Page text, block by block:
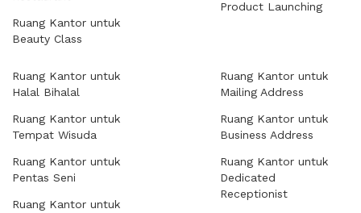
Ruang Kantor untuk
Beauty Class
Product Launching
Ruang Kantor untuk
Halal Bihalal
Ruang Kantor untuk
Tempat Wisuda
Ruang Kantor untuk
Pentas Seni
Ruang Kantor untuk
Ruang Kantor untuk
Mailing Address
Ruang Kantor untuk
Business Address
Ruang Kantor untuk
Dedicated
Receptionist